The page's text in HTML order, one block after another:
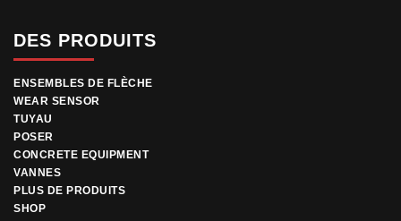
DES PRODUITS
ENSEMBLES DE FLÈCHE
WEAR SENSOR
TUYAU
POSER
CONCRETE EQUIPMENT
VANNES
PLUS DE PRODUITS
SHOP